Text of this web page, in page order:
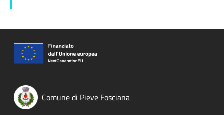
Comune di Pieve Fosciana